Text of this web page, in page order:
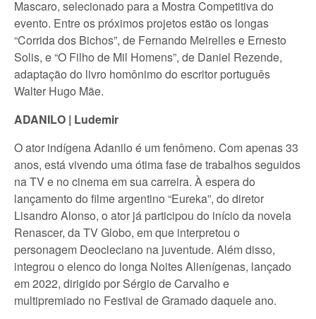
Mascaro, selecionado para a Mostra Competitiva do
evento. Entre os próximos projetos estão os longas
“Corrida dos Bichos”, de Fernando Meirelles e Ernesto
Solis, e “O Filho de Mil Homens”, de Daniel Rezende,
adaptação do livro homônimo do escritor português
Walter Hugo Mãe.
ADANILO | Ludemir
O ator indígena Adanilo é um fenômeno. Com apenas 33
anos, está vivendo uma ótima fase de trabalhos seguidos
na TV e no cinema em sua carreira. À espera do
lançamento do filme argentino “Eureka”, do diretor
Lisandro Alonso, o ator já participou do início da novela
Renascer, da TV Globo, em que interpretou o
personagem Deocleciano na juventude. Além disso,
integrou o elenco do longa Noites Alienígenas, lançado
em 2022, dirigido por Sérgio de Carvalho e
multipremiado no Festival de Gramado daquele ano.